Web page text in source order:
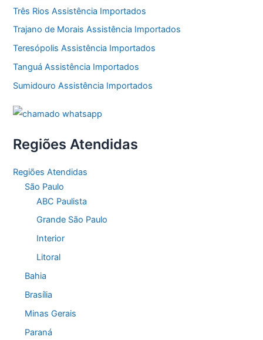
Três Rios Assistência Importados
Trajano de Morais Assistência Importados
Teresópolis Assistência Importados
Tanguá Assistência Importados
Sumidouro Assistência Importados
Regiões Atendidas
Regiões Atendidas
São Paulo
ABC Paulista
Grande São Paulo
Interior
Litoral
Bahia
Brasília
Minas Gerais
Paraná